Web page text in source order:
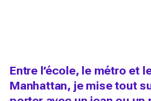
Entre l’école, le métro et
Manhattan, je mise tout